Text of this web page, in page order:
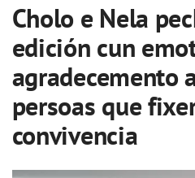
Cholo e Nela
edición cun
agradecemento
persoas que
convivencia